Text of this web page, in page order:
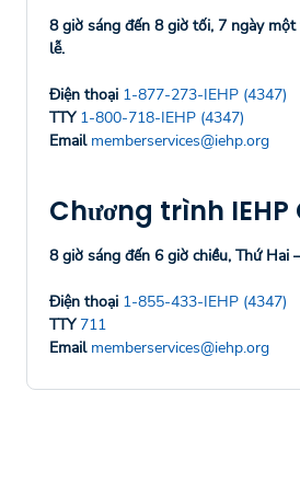
8 giờ sáng đến 8 giờ tối, 7 ngày một
lễ.
Điện thoại 1-877-273-IEHP (4347)
TTY 1-800-718-IEHP (4347)
Email memberservices@iehp.org
Chương trình IEHP
8 giờ sáng đến 6 giờ chiều, Thứ Hai
Điện thoại 1-855-433-IEHP (4347)
TTY 711
Email memberservices@iehp.org